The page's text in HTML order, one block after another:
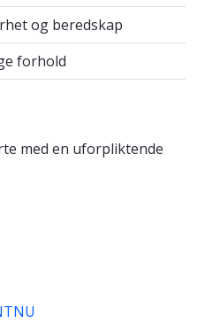
og beredskap
og beredskap
forhold
forhold
med en uforpliktende